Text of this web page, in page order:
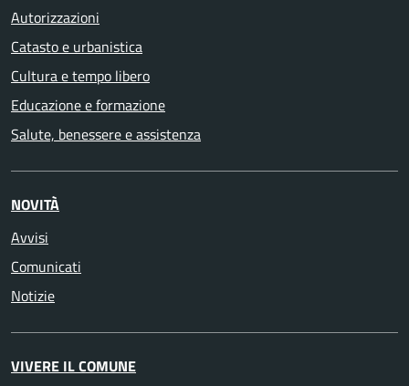
Autorizzazioni
Catasto e urbanistica
Cultura e tempo libero
Educazione e formazione
Salute, benessere e assistenza
NOVITÀ
Avvisi
Comunicati
Notizie
VIVERE IL COMUNE